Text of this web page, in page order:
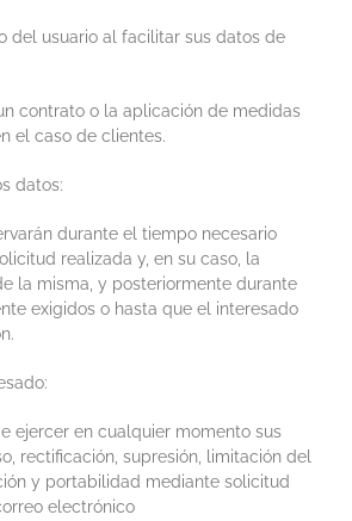
del usuario al facilitar sus datos de
contrato o la aplicación de medidas
el caso de clientes.
datos:
durante el tiempo necesario
realizada y, en su caso, la
la misma, y posteriormente durante
exigidos o hasta que el interesado
ejercer en cualquier momento sus
rectificación, supresión, limitación del
y portabilidad mediante solicitud
electrónico